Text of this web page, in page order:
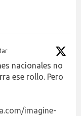
nacionales no
ese rollo. Pero
imagine-